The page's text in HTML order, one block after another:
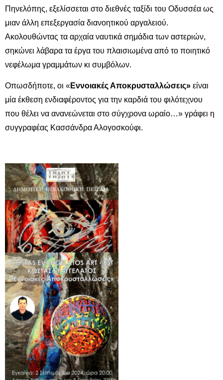
Πηνελόπης, εξελίσσεται στο διεθνές ταξίδι του Οδυσσέα ως
μιαν άλλη επεξεργασία διανοητικού αργαλειού.
Ακολουθώντας τα αρχαία ναυτικά σημάδια των αστεριών,
σηκώνει λάβαρα τα έργα του πλαισιωμένα από το ποιητικό
νεφέλωμα γραμμάτων κι συμβόλων.
Οπωσδήποτε, οι «Εννοιακές Αποκρυσταλλώσεις» είναι
μία έκθεση ενδιαφέροντος για την καρδιά του φιλότεχνου
που θέλει να ανανεώνεται στο σύγχρονα ωραίο…» γράφει η
συγγραφέας Κασσάνδρα Αλογοσκούφι.